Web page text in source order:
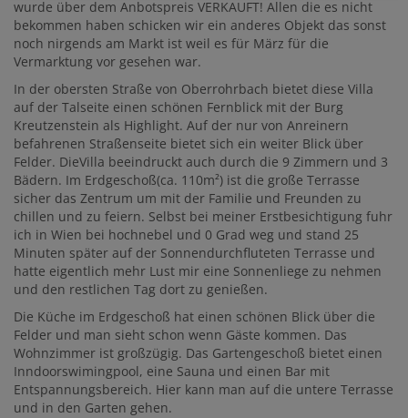
wurde über dem Anbotspreis VERKAUFT! Allen die es nicht
bekommen haben schicken wir ein anderes Objekt das sonst
noch nirgends am Markt ist weil es für März für die
Vermarktung vor gesehen war.
In der obersten Straße von Oberrohrbach bietet diese Villa
auf der Talseite einen schönen Fernblick mit der Burg
Kreutzenstein als Highlight. Auf der nur von Anreinern
befahrenen Straßenseite bietet sich ein weiter Blick über
Felder. DieVilla beeindruckt auch durch die 9 Zimmern und 3
Bädern. Im Erdgeschoß(ca. 110m²) ist die große Terrasse
sicher das Zentrum um mit der Familie und Freunden zu
chillen und zu feiern. Selbst bei meiner Erstbesichtigung fuhr
ich in Wien bei hochnebel und 0 Grad weg und stand 25
Minuten später auf der Sonnendurchfluteten Terrasse und
hatte eigentlich mehr Lust mir eine Sonnenliege zu nehmen
und den restlichen Tag dort zu genießen.
Die Küche im Erdgeschoß hat einen schönen Blick über die
Felder und man sieht schon wenn Gäste kommen. Das
Wohnzimmer ist großzügig. Das Gartengeschoß bietet einen
Inndoorswimingpool, eine Sauna und einen Bar mit
Entspannungsbereich. Hier kann man auf die untere Terrasse
und in den Garten gehen.